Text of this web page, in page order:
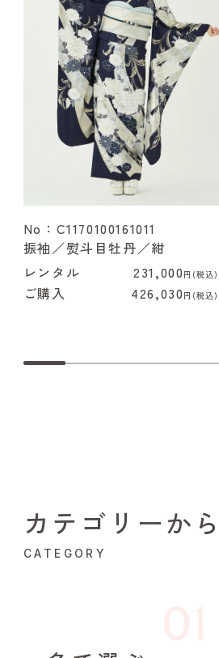
No：C1170100161011
振袖／熨斗目牡丹／紺
レンタル
231,000 円(税込)
ご購入 426,030 円(税込)
カテゴリーか
CATEGORY